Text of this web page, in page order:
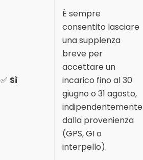
✅ Sì
È sempre
consentito lasciare
una supplenza
breve per
accettare un
incarico fino al 30
giugno o 31 agosto,
indipendentemente
dalla provenienza
(GPS, GI o
interpello).